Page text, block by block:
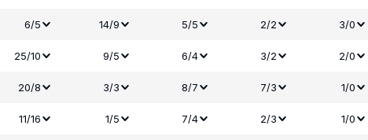
6/5 14/9 5/5 2/2 3/0
25/10 9/5 6/4 3/2 2/0
20/8 3/3 8/7 7/3 1/0
11/16 1/5 7/4 2/3 1/0